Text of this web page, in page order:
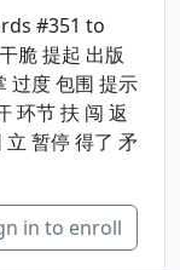
#351 to
脆 提起 出版
过度 包围 提示
环节 扶 闯 返
暂停 得了 矛
in to enroll